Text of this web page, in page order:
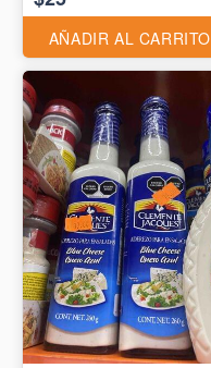
AÑADIR AL CARRITO